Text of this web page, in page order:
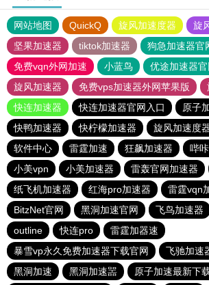
网站地图 QuickQ 旋风加速度器
旋
坚果加速器
tiktok加速器
狗急加速器官
免费vqn外网加速
小蓝鸟 优途加速器官
旋风加速器
免费vps加速器外网苹果版
快连加速器
快连加速器官网入口
原子
快鸭加速器
快柠檬加速器 旋风加速度
软件中心
雷霆加速 狂飙加速器 哔
小美vpn
小美加速器 雷轰官网加速器
纸飞机加速器
红海pro加速器
雷霆vqn
BitzNet官网
黑洞加速官网 飞鸟加速器
outline
快连pro
雷霆加器速
暴雪vp永久免费加速器下载官网
飞驰加速
黑洞加速
黑洞加速噐 原子加速最新下